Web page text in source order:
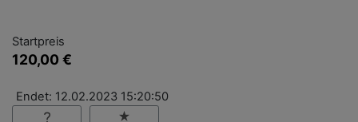
Startpreis
120,00 €
Endet: 12.02.2023 15:20:50